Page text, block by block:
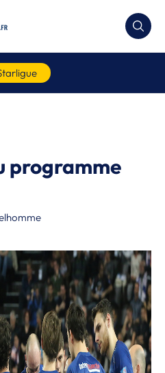
programme